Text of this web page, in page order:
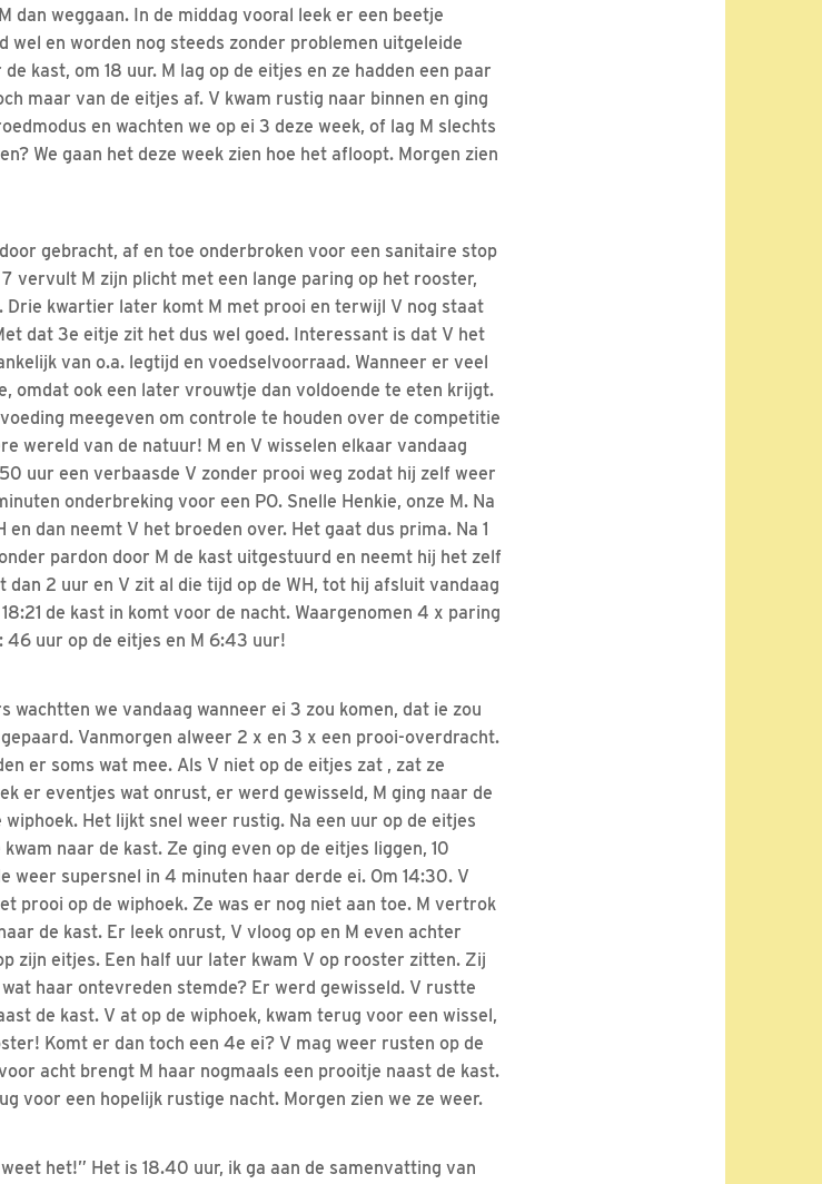
dan weggaan. In de middag vooral leek er een beetje
en worden nog steeds zonder problemen uitgeleide
kast, om 18 uur. M lag op de eitjes en ze hadden een paar
maar van de eitjes af. V kwam rustig naar binnen en ging
en wachten we op ei 3 deze week, of lag M slechts
We gaan het deze week zien hoe het afloopt. Morgen zien
gebracht, af en toe onderbroken voor een sanitaire stop
vervult M zijn plicht met een lange paring op het rooster,
Drie kwartier later komt M met prooi en terwijl V nog staat
dat 3e eitje zit het dus wel goed. Interessant is dat V het
van o.a. legtijd en voedselvoorraad. Wanneer er veel
omdat ook een later vrouwtje dan voldoende te eten krijgt.
meegeven om controle te houden over de competitie
wereld van de natuur! M en V wisselen elkaar vandaag
uur een verbaasde V zonder prooi weg zodat hij zelf weer
onderbreking voor een PO. Snelle Henkie, onze M. Na
dan neemt V het broeden over. Het gaat dus prima. Na 1
pardon door M de kast uitgestuurd en neemt hij het zelf
2 uur en V zit al die tijd op de WH, tot hij afsluit vandaag
de kast in komt voor de nacht. Waargenomen 4 x paring
46 uur op de eitjes en M 6:43 uur!
wachtten we vandaag wanneer ei 3 zou komen, dat ie zou
Vanmorgen alweer 2 x en 3 x een prooi-overdracht.
er soms wat mee. Als V niet op de eitjes zat , zat ze
er eventjes wat onrust, er werd gewisseld, M ging naar de
Het lijkt snel weer rustig. Na een uur op de eitjes
naar de kast. Ze ging even op de eitjes liggen, 10
weer supersnel in 4 minuten haar derde ei. Om 14:30. V
prooi op de wiphoek. Ze was er nog niet aan toe. M vertrok
de kast. Er leek onrust, V vloog op en M even achter
zijn eitjes. Een half uur later kwam V op rooster zitten. Zij
haar ontevreden stemde? Er werd gewisseld. V rustte
de kast. V at op de wiphoek, kwam terug voor een wissel,
Komt er dan toch een 4e ei? V mag weer rusten op de
acht brengt M haar nogmaals een prooitje naast de kast.
voor een hopelijk rustige nacht. Morgen zien we ze weer.
het!” Het is 18.40 uur, ik ga aan de samenvatting van